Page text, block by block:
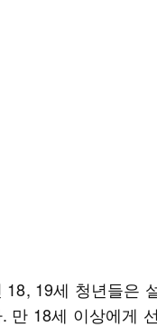
19세 청년들은
만 18세 이상에게